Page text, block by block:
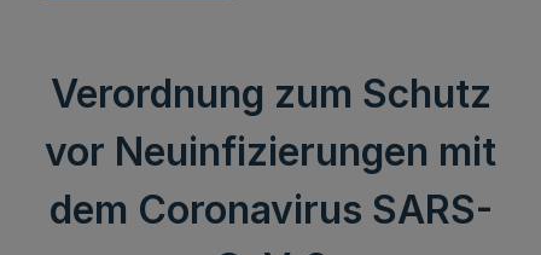
Verordnung zum Schutz
vor Neuinfizierungen mit
dem Coronavirus SARS-